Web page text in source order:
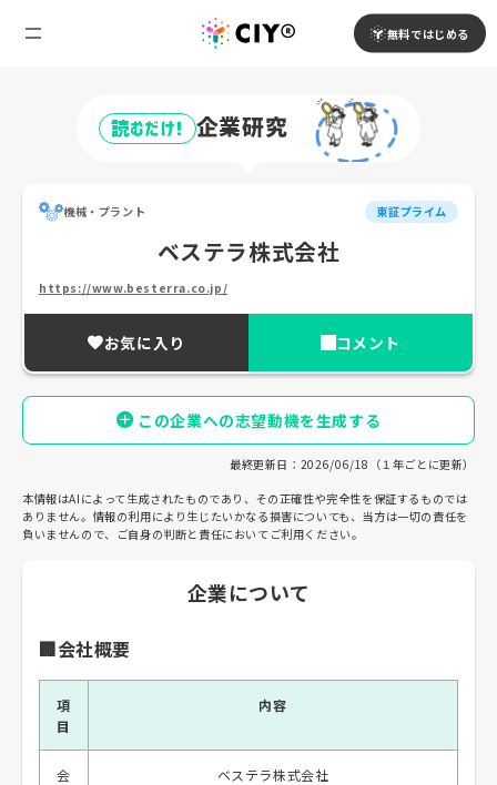
無料ではじめる
読むだけ! 企業研究
機械・プラント 東証プライム
ベステラ株式会社
https://www.besterra.co.jp/
お気に入り コメント
この企業への志望動機を生成する
最終更新日：2026/06/18（１年ごとに更新）
本情報はAIによって生成されたものであり、その正確性や完全性を保証するものでは
ありません。情報の利用により生じたいかなる損害についても、当方は一切の責任を
負いませんので、ご自身の判断と責任においてご利用ください。
企業について
🏢会社概要
項
目
内容
会
ベステラ株式会社